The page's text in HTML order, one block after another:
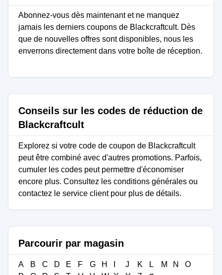
Abonnez-vous dès maintenant et ne manquez
jamais les derniers coupons de Blackcraftcult. Dès
que de nouvelles offres sont disponibles, nous les
enverrons directement dans votre boîte de réception.
Conseils sur les codes de réduction de
Blackcraftcult
Explorez si votre code de coupon de Blackcraftcult
peut être combiné avec d'autres promotions. Parfois,
cumuler les codes peut permettre d'économiser
encore plus. Consultez les conditions générales ou
contactez le service client pour plus de détails.
Parcourir par magasin
A B C D E F G H J K L M N
O